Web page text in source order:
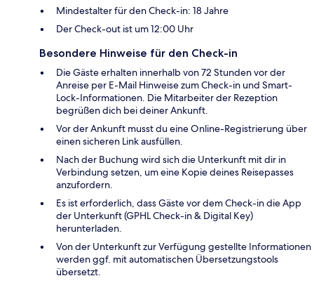
Mindestalter für den Check-in: 18 Jahre
Der Check-out ist um 12:00 Uhr
Besondere Hinweise für den Check-in
Die Gäste erhalten innerhalb von 72 Stunden vor der
Anreise per E-Mail Hinweise zum Check-in und Smart-
Lock-Informationen. Die Mitarbeiter der Rezeption
begrüßen dich bei deiner Ankunft.
Vor der Ankunft musst du eine Online-Registrierung über
einen sicheren Link ausfüllen.
Nach der Buchung wird sich die Unterkunft mit dir in
Verbindung setzen, um eine Kopie deines Reisepasses
anzufordern.
Es ist erforderlich, dass Gäste vor dem Check-in die App
der Unterkunft (GPHL Check-in & Digital Key)
herunterladen.
Von der Unterkunft zur Verfügung gestellte Informationen
werden ggf. mit automatischen Übersetzungstools
übersetzt.